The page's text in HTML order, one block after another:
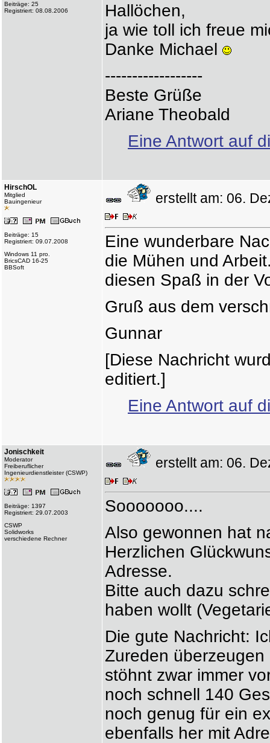
Beiträge: 25
Registriert: 08.08.2006
Hallöchen,
ja wie toll ich freue
Danke Michael
------------------
Beste Grüße
Ariane Theobald
Eine Antwort auf
HirschOL
Mitglied
Bauingenieur
Beiträge: 15
Registriert: 09.07.2008
Windows 11 pro.
BricsCAD 16-25
BBSoft
erstellt am: 06.
Eine wunderbare
die Mühen und
diesen Spaß in der
Gruß aus dem
Gunnar
[Diese Nachricht
editiert.]
Eine Antwort auf
Jonischkeit
Moderator
Freiberuflicher
Ingenieurdienstleister (CSWP)
Beiträge: 1397
Registriert: 29.07.2003
CSWP
Solidworks
verschiedene Rechner
erstellt am: 06.
Sooooooo....
Also gewonnen hat
Herzlichen
Adresse.
Bitte auch dazu
haben wollt
Die gute Nachricht:
Zureden
stöhnt zwar immer
noch schnell 140
noch genug für ein
ebenfalls her mit